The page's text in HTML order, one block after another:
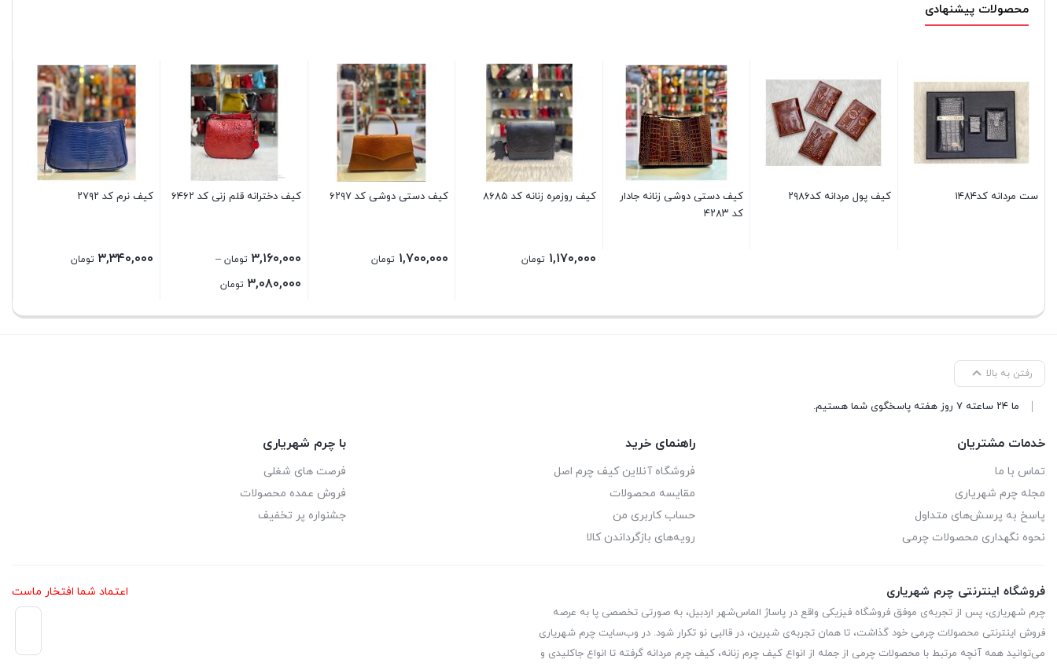
محصولات پیشنهادی
ست مردانه کد۱۴۸۴ کیف پول مردانه کد۲۹۸۶
کیف دستی دوشی زنانه جادار
کد ۴۲۸۳
کیف روزمره زنانه کد ۸۶۸۵
۱,۱۷۰,۰۰۰ تومان
کیف دستی دوشی کد ۶۲۹۷
۱,۷۰۰,۰۰۰ تومان
کیف دخترانه قلم زنی کد ۶۴۶۲
۳,۱۶۰,۰۰۰ تومان –
۳,۰۸۰,۰۰۰ تومان
کیف نرم کد ۲۷۹۲
۳,۳۴۰,۰۰۰ تومان
رفتن به بالا
ما ۲۴ ساعته ۷ روز هفته پاسخگوی شما هستیم.
خدمات مشتریان
تماس با ما
مجله چرم شهریاری
پاسخ به پرسش‌های متداول
نحوه نگهداری محصولات چرمی
راهنمای خرید
فروشگاه آنلاین کیف چرم اصل
مقایسه محصولات
حساب کاربری من
رویه‌های بازگرداندن کالا
با چرم شهریاری
فرصت های شغلی
فروش عمده محصولات
جشنواره پر تخفیف
فروشگاه اینترنتی چرم شهریاری
چرم شهریاری، پس از تجربه‌ی موفق فروشگاه فیزیکی واقع در پاساژ الماس‌شهر اردبیل، به صورتی تخصصی پا به عرصه
فروش اینترنتی محصولات چرمی خود گذاشت، تا همان تجربه‌ی شیرین، در قالبی نو تکرار شود. در وب‌سایت چرم شهریاری
می‌توانید همه آنچه مرتبط با محصولات چرمی از جمله از انواع کیف چرم زنانه، کیف چرم مردانه گرفته تا انواع جاکلیدی و
اعتماد شما افتخار ماست